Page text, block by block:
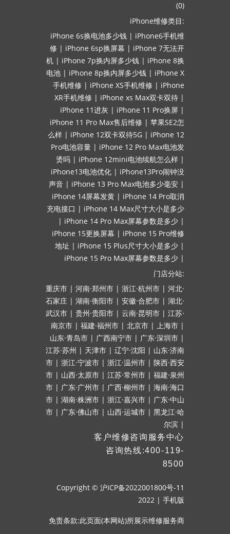
(0)
iPhone维修类目:
iPhone 6s换电池多少钱 | iPhone6手机维
修 | iPhone 6sp换屏幕 | iPhone 7无法开
机 | iPhone 7p换内屏多少钱 | iPhone 8换
电池 | iPhone 8p换内屏多少钱 | iPhone X
手机维修 | iPhone XS手机维修 | iPhone
XR手机维修 | iPhone xs Max双卡双待 |
iPhone 11进灰 | iPhone 11 Pro换屏 |
iPhone 11 Pro Max售后维修 | 苹果SE2怎
么样 | iPhone 12双卡双待5G | iPhone 12
Pro电池容量 | iPhone 12 Pro Max电池发
烫吗 | iPhone 12mini电池续航怎么样 |
iPhone13电池优化 | iPhone13Pro闹钟没
声音 | iPhone 13 Pro Max电池多少毫安 |
iPhone 14屏幕发黄 | iPhone 14 Pro取消
充电接口 | iPhone 14 Max尺寸大小是多少
| iPhone 14 Pro Max屏幕参数是多少 |
iPhone 15更换屏幕 | iPhone 15 Pro维修
地址 | iPhone 15 Plus尺寸大小是多少 |
iPhone 15 Pro Max屏幕参数是多少 |
门店分站:
重庆市 | 河南·郑州市 | 浙江·杭州市 | 河北·
石家庄 | 湖南·衡阳市 | 安徽·合肥市 | 湖北·
武汉市 | 贵州·贵阳市 | 云南·昆明市 | 江苏·
南京市 | 福建·福州市 | 北京市 | 上海市 |
山东·青岛市 | 广西南宁市 | 广东·深圳市 |
江苏·苏州 | 天津市 | 辽宁·沈阳 | 山东·济南
市 | 浙江·宁波市 | 浙江·温州市 | 陕西·西安
市 | 山西·太原市 | 江苏·常州市 | 福建·泉州
市 | 广东·广州市 | 广西·柳州市 | 海南·海口
市 | 湖南·株洲市 | 浙江·嘉兴市 | 广东·中山
市 | 广东·佛山市 | 山西·运城市 | 黑龙江·哈
尔滨 |
客户维修咨询服务中心
咨询热线:400-119-
8500
Copyright © 沪ICP备2022001800号-11
2022 | 手机版
免责条款:此页面(本网站)所展示维修服务商